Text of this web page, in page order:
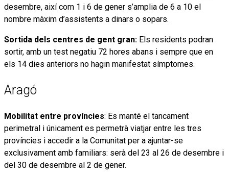
desembre, així com 1 i 6 de gener s’amplia de 6 a 10 el
nombre màxim d’assistents a dinars o sopars.
Sortida dels centres de gent gran: Els residents podran
sortir, amb un test negatiu 72 hores abans i sempre que en
els 14 dies anteriors no hagin manifestat símptomes.
Aragó
Mobilitat entre províncies: Es manté el tancament
perimetral i únicament es permetrà viatjar entre les tres
províncies i accedir a la Comunitat per a ajuntar-se
exclusivament amb familiars: serà del 23 al 26 de desembre i
del 30 de desembre al 2 de gener.